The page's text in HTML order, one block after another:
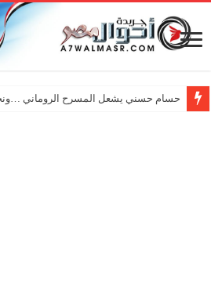
حسام حسني يشعل المسرح الروماني